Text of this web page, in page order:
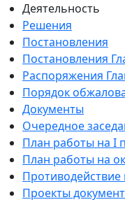
Деятельность
Решения
Постановления
Постановления
Распоряжения
Порядок
Документы
Очередное
План работы на I
План работы на
Противодействие
Проекты